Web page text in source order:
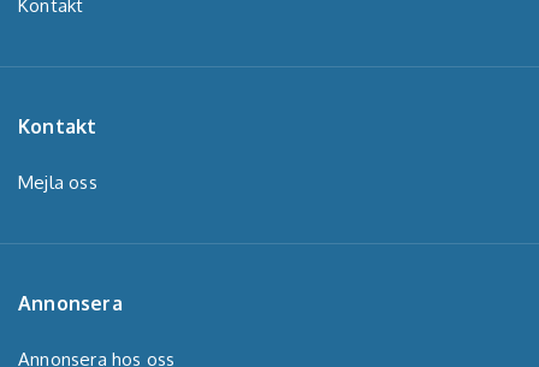
Kontakt
Kontakt
Mejla oss
Annonsera
Annonsera hos oss